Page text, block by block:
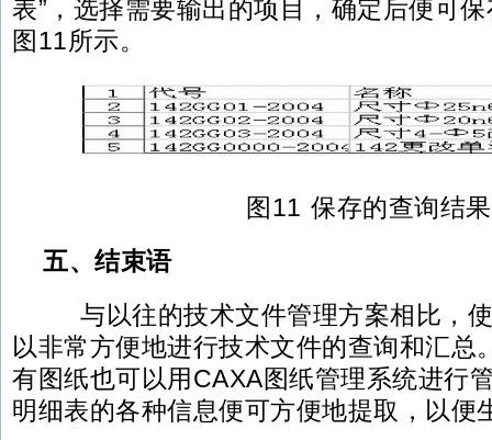
表”，选择需要输出的项目，确定后便可
图11所示。
图11 保存的查询结果
五、结束语
与以往的技术文件管理方案相比，
以非常方便地进行技术文件的查询和汇总
有图纸也可以用CAXA图纸管理系统进行
明细表的各种信息便可方便地提取，以便